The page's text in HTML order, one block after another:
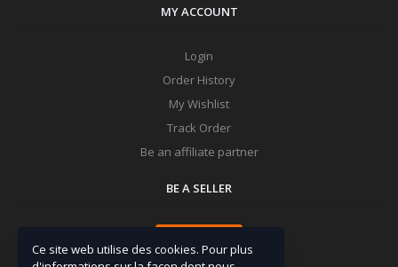
MY ACCOUNT
Login
Order History
My Wishlist
Track Order
Be an affiliate partner
BE A SELLER
Ce site web utilise des cookies. Pour plus